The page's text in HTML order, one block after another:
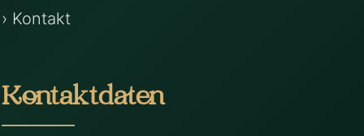
› Kontakt
Kontaktdaten